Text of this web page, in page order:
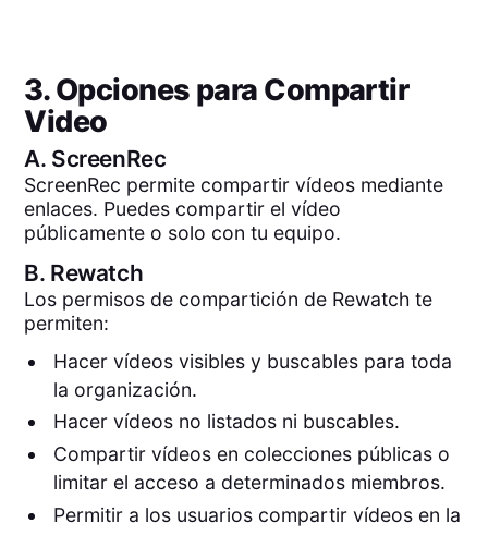
3. Opciones para Compartir
Video
A. ScreenRec
ScreenRec permite compartir vídeos mediante
enlaces. Puedes compartir el vídeo
públicamente o solo con tu equipo.
B. Rewatch
Los permisos de compartición de Rewatch te
permiten:
Hacer vídeos visibles y buscables para toda
la organización.
Hacer vídeos no listados ni buscables.
Compartir vídeos en colecciones públicas o
limitar el acceso a determinados miembros.
Permitir a los usuarios compartir vídeos en la